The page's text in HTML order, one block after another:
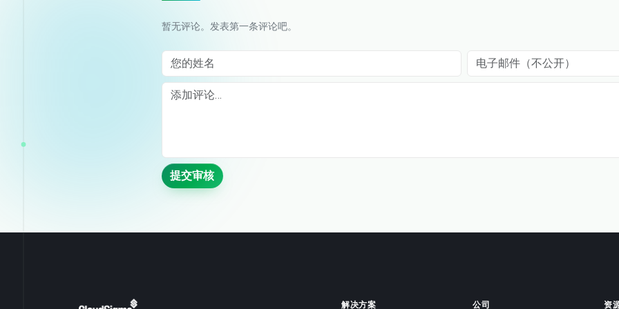
暂无评论。发表第一条评论吧。
您的姓名 电子邮件（不公开）
Comment
提交审核
解决方案 公司 资